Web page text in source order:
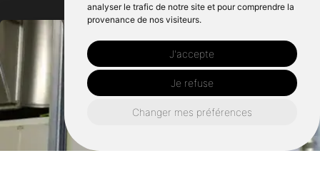
analyser le trafic de notre site et pour comprendre la
provenance de nos visiteurs.
J'accepte
Je refuse
Changer mes préférences